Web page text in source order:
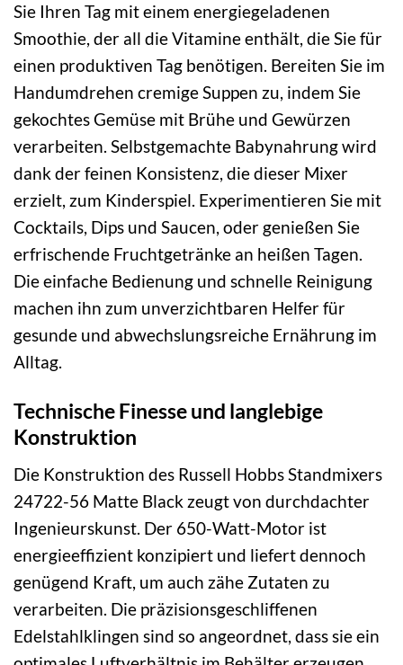
Sie Ihren Tag mit einem energiegeladenen
Smoothie, der all die Vitamine enthält, die Sie für
einen produktiven Tag benötigen. Bereiten Sie im
Handumdrehen cremige Suppen zu, indem Sie
gekochtes Gemüse mit Brühe und Gewürzen
verarbeiten. Selbstgemachte Babynahrung wird
dank der feinen Konsistenz, die dieser Mixer
erzielt, zum Kinderspiel. Experimentieren Sie mit
Cocktails, Dips und Saucen, oder genießen Sie
erfrischende Fruchtgetränke an heißen Tagen.
Die einfache Bedienung und schnelle Reinigung
machen ihn zum unverzichtbaren Helfer für
gesunde und abwechslungsreiche Ernährung im
Alltag.
Technische Finesse und langlebige
Konstruktion
Die Konstruktion des Russell Hobbs Standmixers
24722-56 Matte Black zeugt von durchdachter
Ingenieurskunst. Der 650-Watt-Motor ist
energieeffizient konzipiert und liefert dennoch
genügend Kraft, um auch zähe Zutaten zu
verarbeiten. Die präzisionsgeschliffenen
Edelstahlklingen sind so angeordnet, dass sie ein